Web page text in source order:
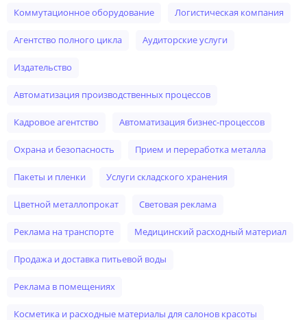
коммутационное оборудование логистическая компания
агентство полного цикла аудиторские услуги
издательство
автоматизация производственных процессов
кадровое агентство автоматизация бизнес-процессов
охрана и безопасность прием и переработка металла
пакеты и пленки услуги складского хранения
цветной металлопрокат световая реклама
реклама на транспорте медицинский расходный материал
продажа и доставка питьевой воды
реклама в помещениях
косметика и расходные материалы для салонов красоты